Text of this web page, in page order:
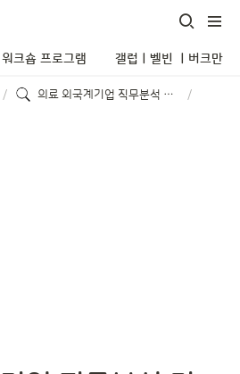
크숍 프로그램 갤럽ㅣ벨빈 ㅣ버크만
/ 의료 외국계기업 직무분석 및 기업수요 맞춤형 훈련과정 개발 /